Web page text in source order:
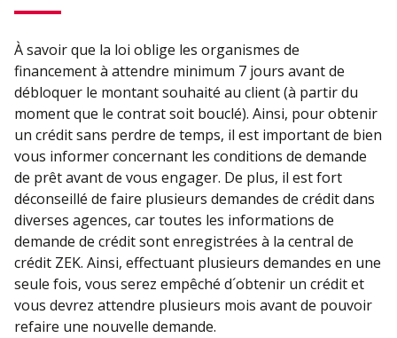
À savoir que la loi oblige les organismes de
financement à attendre minimum 7 jours avant de
débloquer le montant souhaité au client (à partir du
moment que le contrat soit bouclé). Ainsi, pour obtenir
un crédit sans perdre de temps, il est important de bien
vous informer concernant les conditions de demande
de prêt avant de vous engager. De plus, il est fort
déconseillé de faire plusieurs demandes de crédit dans
diverses agences, car toutes les informations de
demande de crédit sont enregistrées à la central de
crédit ZEK. Ainsi, effectuant plusieurs demandes en une
seule fois, vous serez empêché d´obtenir un crédit et
vous devrez attendre plusieurs mois avant de pouvoir
refaire une nouvelle demande.